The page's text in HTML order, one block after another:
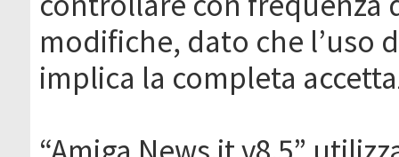
modifiche, dato che l’uso
implica la completa